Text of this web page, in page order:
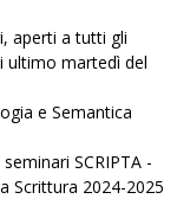
aperti a tutti gli
ultimo martedì del
e Semantica
SCRIPTA -
Scrittura 2024-2025